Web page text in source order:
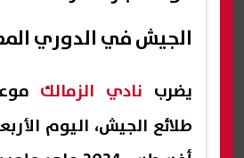
الجيش في الدوري
يضرب نادي الزمالك